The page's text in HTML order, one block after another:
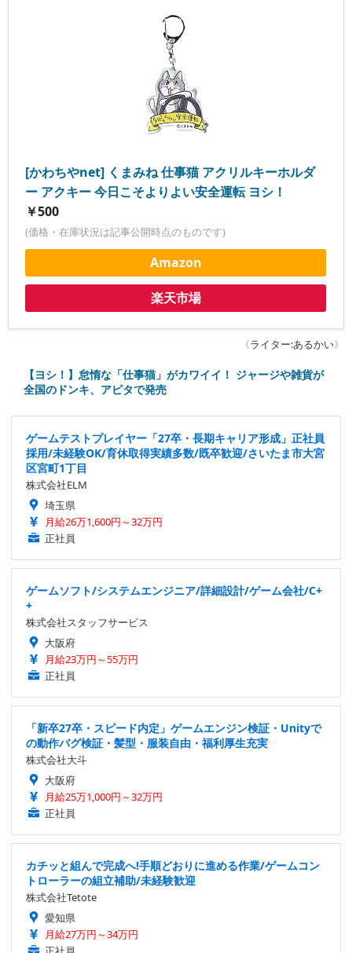
[かわちやnet] くまみね 仕事猫 アクリルキーホルダ
ー アクキー 今日こそよりよい安全運転 ヨシ！
￥500
(価格・在庫状況は記事公開時点のものです)
Amazon
楽天市場
《ライター:あるかい》
【ヨシ！】怠惰な「仕事猫」がカワイイ！ ジャージや雑貨が
全国のドンキ、アピタで発売
ゲームテストプレイヤー「27卒・長期キャリア形成」正社員
採用/未経験OK/育休取得実績多数/既卒歓迎/さいたま市大宮
区宮町1丁目
株式会社ELM
埼玉県
月給26万1,600円～32万円
正社員
ゲームソフト/システムエンジニア/詳細設計/ゲーム会社/C+
+
株式会社スタッフサービス
大阪府
月給23万円～55万円
正社員
「新卒27卒・スピード内定」ゲームエンジン検証・Unityで
の動作バグ検証・髪型・服装自由・福利厚生充実
株式会社大斗
大阪府
月給25万1,000円～32万円
正社員
カチッと組んで完成へ!手順どおりに進める作業/ゲームコン
トローラーの組立補助/未経験歓迎
株式会社Tetote
愛知県
月給27万円～34万円